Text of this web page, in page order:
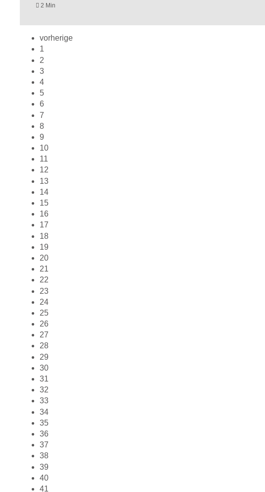
2 Min
vorherige
1
2
3
4
5
6
7
8
9
10
11
12
13
14
15
16
17
18
19
20
21
22
23
24
25
26
27
28
29
30
31
32
33
34
35
36
37
38
39
40
41